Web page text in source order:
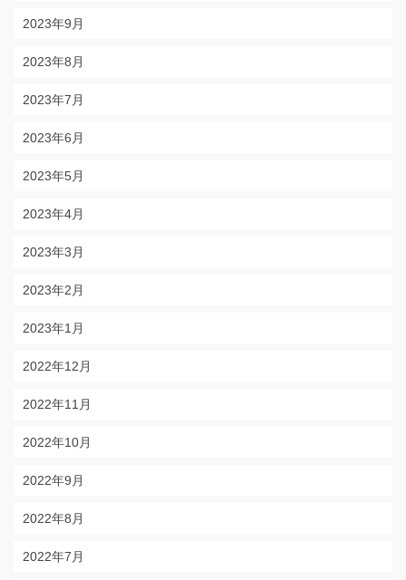
2023年9月
2023年8月
2023年7月
2023年6月
2023年5月
2023年4月
2023年3月
2023年2月
2023年1月
2022年12月
2022年11月
2022年10月
2022年9月
2022年8月
2022年7月